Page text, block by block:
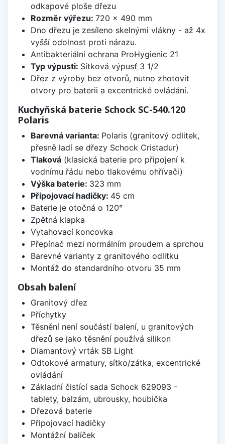
odkapové ploše dřezu
Rozměr výřezu: 720 x 490 mm
Dno dřezu je zesíleno skelnými vlákny - až 4x
vyšší odolnost proti nárazu.
Antibakteriální ochrana ProHygienic 21
Typ výpusti: Sítková výpusť 3 1/2
Dřez z výroby bez otvorů, nutno zhotovit
otvory pro baterii a excentrické ovládání.
Kuchyňská baterie Schock SC-540.120
Polaris
Barevná varianta: Polaris (granitový odlitek,
přesně ladí se dřezy Schock Cristadur)
Tlaková(klasická baterie pro připojení k
vodnímu řádu nebo tlakovému ohřívači)
Výška baterie: 323 mm
Připojovací hadičky: 45 cm
Baterie je otočná o 120°
Zpětná klapka
Vytahovací koncovka
Přepínač mezi normálním proudem a sprchou
Barevné varianty z granitového odlitku
Montáž do standardního otvoru 35 mm
Obsah balení
Granitový dřez
Příchytky
Těsnění není součástí balení, u granitových
dřezů se jako těsnění používá silikon
Diamantový vrták SB Light
Odtokové armatury, sítko/zátka, excentrické
ovládání
Základní čistící sada Schock 629093 -
tablety, balzám, ubrousky, houbička
Dřezová baterie
Připojovací hadičky
Montážní balíček